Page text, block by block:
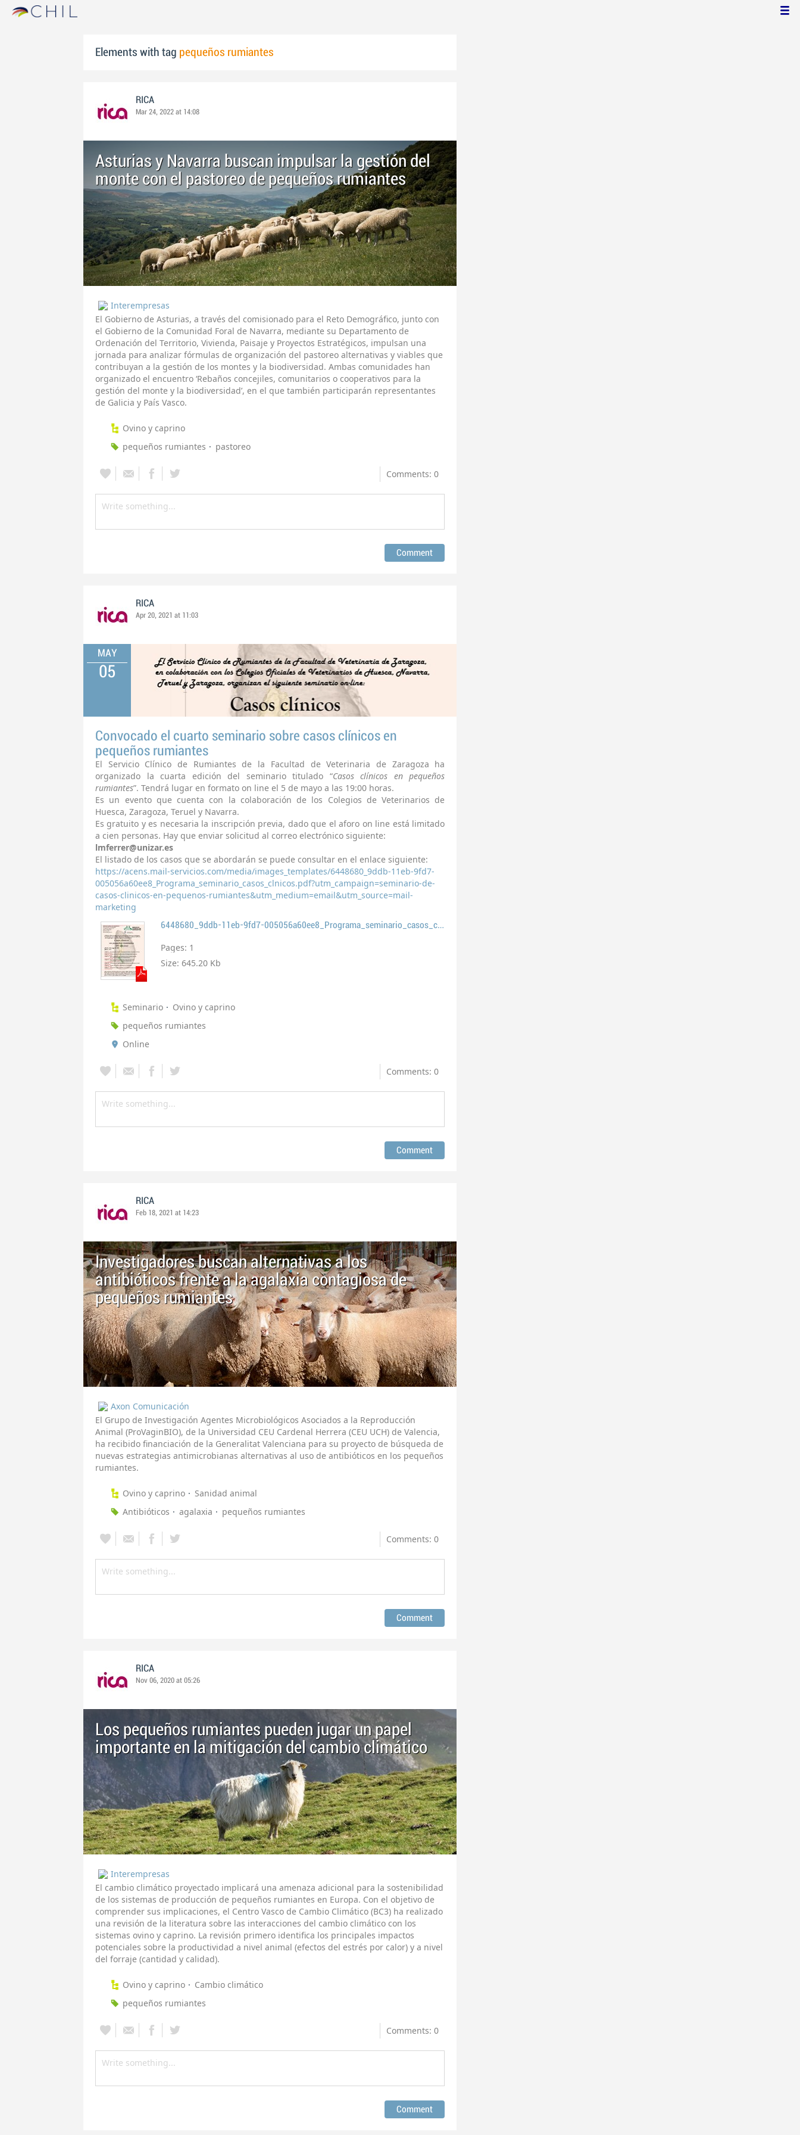
Elements with tag pequeños rumiantes
RICA
Mar 24, 2022 at 14:08
Asturias y Navarra buscan impulsar la gestión del
monte con el pastoreo de pequeños rumiantes
Interempresas
El Gobierno de Asturias, a través del comisionado para el Reto Demográfico, junto con
el Gobierno de la Comunidad Foral de Navarra, mediante su Departamento de
Ordenación del Territorio, Vivienda, Paisaje y Proyectos Estratégicos, impulsan una
jornada para analizar fórmulas de organización del pastoreo alternativas y viables que
contribuyan a la gestión de los montes y la biodiversidad. Ambas comunidades han
organizado el encuentro ‘Rebaños concejiles, comunitarios o cooperativos para la
gestión del monte y la biodiversidad’, en el que también participarán representantes
de Galicia y País Vasco.
Ovino y caprino
pequeños rumiantes
pastoreo
Comments: 0
RICA
Apr 20, 2021 at 11:03
MAY
05
Convocado el cuarto seminario sobre casos clínicos en
pequeños rumiantes
El Servicio Clínico de Rumiantes de la Facultad de Veterinaria de Zaragoza ha
organizado la cuarta edición del seminario titulado “Casos clínicos en pequeños
rumiantes”. Tendrá lugar en formato on line el 5 de mayo a las 19:00 horas.
Es un evento que cuenta con la colaboración de los Colegios de Veterinarios de
Huesca, Zaragoza, Teruel y Navarra.
Es gratuito y es necesaria la inscripción previa, dado que el aforo on line está limitado
a cien personas. Hay que enviar solicitud al correo electrónico siguiente:
lmferrer@unizar.es
El listado de los casos que se abordarán se puede consultar en el enlace siguiente:
https://acens.mail-servicios.com/media/images_templates/6448680_9ddb-11eb-9fd7-
005056a60ee8_Programa_seminario_casos_clnicos.pdf?utm_campaign=seminario-de-
casos-clinicos-en-pequenos-rumiantes&utm_medium=email&utm_source=mail-
marketing
6448680_9ddb-11eb-9fd7-005056a60ee8_Programa_seminario_casos_clnicos
Pages: 1
Size: 645.20 Kb
Seminario
Ovino y caprino
pequeños rumiantes
Online
Comments: 0
RICA
Feb 18, 2021 at 14:23
Investigadores buscan alternativas a los
antibióticos frente a la agalaxia contagiosa de
pequeños rumiantes
Axon Comunicación
El Grupo de Investigación Agentes Microbiológicos Asociados a la Reproducción
Animal (ProVaginBIO), de la Universidad CEU Cardenal Herrera (CEU UCH) de Valencia,
ha recibido financiación de la Generalitat Valenciana para su proyecto de búsqueda de
nuevas estrategias antimicrobianas alternativas al uso de antibióticos en los pequeños
rumiantes.
Ovino y caprino
Sanidad animal
Antibióticos
agalaxia pequeños rumiantes
Comments: 0
RICA
Nov 06, 2020 at 05:26
Los pequeños rumiantes pueden jugar un papel
importante en la mitigación del cambio climático
Interempresas
El cambio climático proyectado implicará una amenaza adicional para la sostenibilidad
de los sistemas de producción de pequeños rumiantes en Europa. Con el objetivo de
comprender sus implicaciones, el Centro Vasco de Cambio Climático (BC3) ha realizado
una revisión de la literatura sobre las interacciones del cambio climático con los
sistemas ovino y caprino. La revisión primero identifica los principales impactos
potenciales sobre la productividad a nivel animal (efectos del estrés por calor) y a nivel
del forraje (cantidad y calidad).
Ovino y caprino
Cambio climático
pequeños rumiantes
Comments: 0